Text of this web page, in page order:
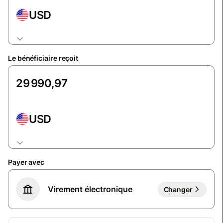
USD
Le bénéficiaire reçoit
USD
Payer avec
Virement électronique Changer